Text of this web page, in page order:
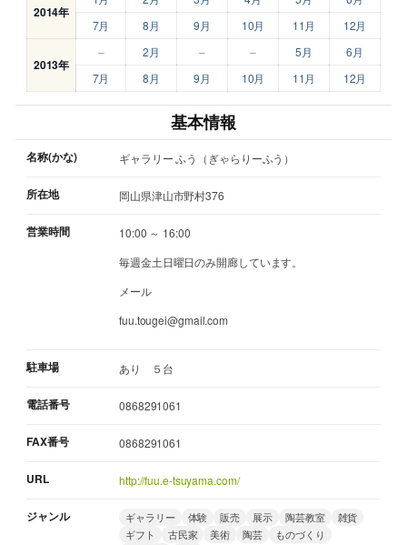
2014年
7月
8月 9月 10月 11月 12月
2013年
– 2月 – – 5月
6月
7月
8月 9月 10月 11月 12月
基本情報
名称(かな) ギャラリー ふう（ぎゃらりーふう）
所在地 岡山県津山市野村376
営業時間
10:00 ～ 16:00
毎週金土日曜日のみ開廊しています。
メール
fuu.tougei@gmail.com
駐車場 あり ５台
電話番号 0868291061
FAX番号 0868291061
URL http://fuu.e-tsuyama.com/
ジャンル ギャラリー 体験 販売 展示 陶芸教室
雑貨
ギフト
古民家 美術 陶芸
ものづくり